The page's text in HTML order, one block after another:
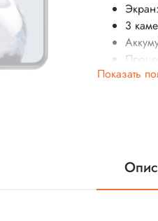
3
SIM-
Показать